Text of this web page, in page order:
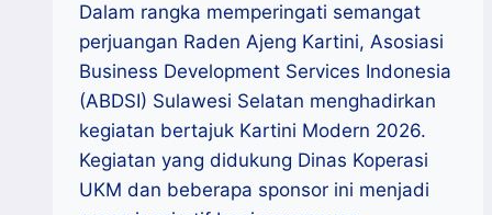
Dalam rangka memperingati semangat
perjuangan Raden Ajeng Kartini, Asosiasi
Business Development Services Indonesia
(ABDSI) Sulawesi Selatan menghadirkan
kegiatan bertajuk Kartini Modern 2026.
Kegiatan yang didukung Dinas Koperasi
UKM dan beberapa sponsor ini menjadi